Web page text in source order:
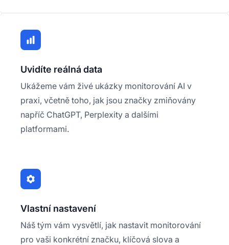
Uvidíte reálná data
Ukážeme vám živé ukázky monitorování AI v
praxi, včetně toho, jak jsou značky zmiňovány
napříč ChatGPT, Perplexity a dalšími
platformami.
Vlastní nastavení
Náš tým vám vysvětlí, jak nastavit monitorování
pro vaši konkrétní značku, klíčová slova a